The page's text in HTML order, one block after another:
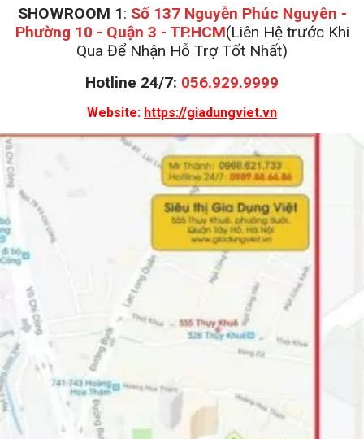
SHOWROOM 1: Số 137 Nguyễn Phúc Nguyên -
Phường 10 - Quận 3 - TP.HCM(Liên Hệ trước Khi
Qua Để Nhận Hỗ Trợ Tốt Nhất)
Hotline 24/7: 056.929.9999
Website: https://giadungviet.vn